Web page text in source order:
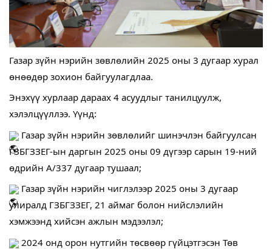
Газар зүйн нэрийн зөвлөлийн 2025 оны 3 дугаар хурал
өнөөдөр зохион байгуулагдлаа.
Энэхүү хурлаар дараах 4 асуудлыг танилцуулж,
хэлэлцүүллээ. Үүнд:
Газар зүйн нэрийн зөвлөлийг шинэчлэн байгуулсан
ГЗБГЗЗЕГ-ын даргын 2025 оны 09 дүгээр сарын 19-ний
өдрийн А/337 дугаар тушаал;
Газар зүйн нэрийн чиглэлээр 2025 оны 3 дугаар
улиралд ГЗБГЗЗЕГ, 21 аймаг болон нийслэлийн
хэмжээнд хийсэн ажлын мэдээлэл;
2024 онд орон нутгийн төсвөөр гүйцэтгэсэн Төв